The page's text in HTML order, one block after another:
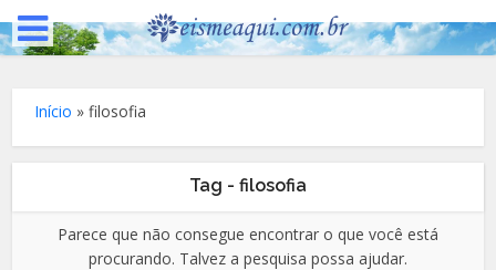
Início »filosofia
Tag - filosofia
Parece que não consegue encontrar o que você está
procurando. Talvez a pesquisa possa ajudar.